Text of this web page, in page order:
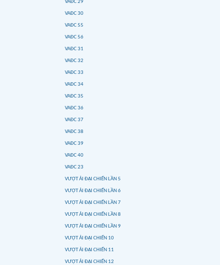
VAĐC 29
VAĐC 30
VAĐC 55
VAĐC 56
VAĐC 31
VAĐC 32
VAĐC 33
VAĐC 34
VAĐC 35
VAĐC 36
VAĐC 37
VAĐC 38
VAĐC 39
VAĐC 40
VAĐC 23
VƯỢT ẢI ĐẠI CHIẾN LẦN 5
VƯỢT ẢI ĐẠI CHIẾN LẦN 6
VƯỢT ẢI ĐẠI CHIẾN LẦN 7
VƯỢT ẢI ĐẠI CHIẾN LẦN 8
VƯỢT ẢI ĐẠI CHIẾN LẦN 9
VƯỢT ẢI ĐẠI CHIẾN 10
VƯỢT ẢI ĐẠI CHIẾN 11
VƯỢT ẢI ĐẠI CHIẾN 12